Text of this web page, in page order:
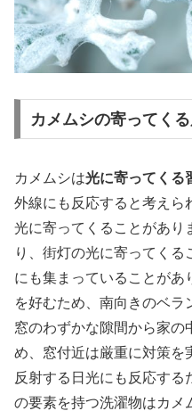
カメムシの寄ってく
カメムシは光に寄ってくる
外線にも反応すると考えら
光に寄ってくることがあり
り、街灯の光に寄ってく
にも集まっていることがあ
を好むため、南向きのベ
窓のわずかな隙間から家の
め、窓付近は厳重に対策を
反射する日光にも反応する
の要素を持つ洗濯物はカメ